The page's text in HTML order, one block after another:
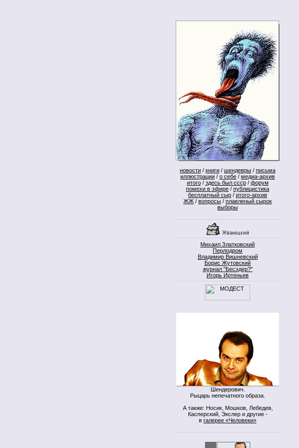
новости / книги / шендевры / письма
иллюстрации / о себе / медиа-архив
итого/ здесь был ссср/ форум
помехи в эфире / публицистика
бесплатный сыр / итого-архив
ЖЖ / вопросы / плавленый сырок
выборы
Михаил Златковский
Перлодром
Владимир Вишневский
Борис Жутовский
журнал "Бесэдер?"
Игорь Иртеньев
Шендерович.
Рыцарь непечатного образа.
А также: Носик, Мошков, Лебедев,
Касперский, Экслер и другие -
в галерее «Человеки»